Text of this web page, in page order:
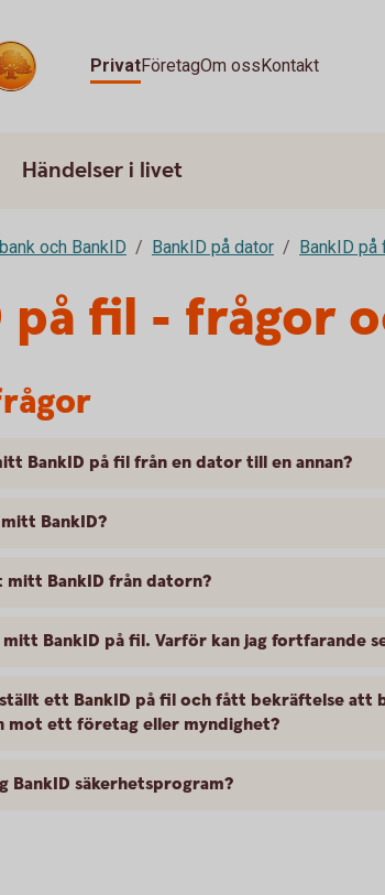
PrivatFöretagOm ossKontakt
Händelser i livet
och BankID BankID på dator BankID på
på fil - frågor
BankID på fil från en dator till en annan?
BankID?
mitt BankID från datorn?
BankID på fil. Varför kan jag fortfarande
ett BankID på fil och fått bekräftelse
mot ett företag eller myndighet?
BankID säkerhetsprogram?